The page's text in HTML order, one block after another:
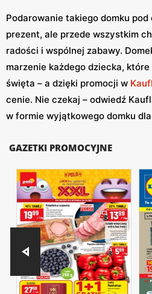
Podarowanie takiego domku
prezent, ale przede wszystkim
radości i wspólnej zabawy.
marzenie każdego dziecka, które
święta – a dzięki promocji w
cenie. Nie czekaj – odwiedź
w formie wyjątkowego domku